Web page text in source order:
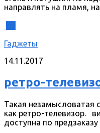
направлять на пламя,
Гаджеты
14.11.2017
ретро-
Такая незамысловатая
как ретро-телевизор.
доступна по предзаказу